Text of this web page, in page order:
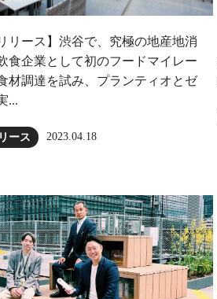
リース】渋谷で、究極の地産地消
食企業として初のフードマイレー
材調達を試み、プランティオとゼ
...
ース 2023.04.18